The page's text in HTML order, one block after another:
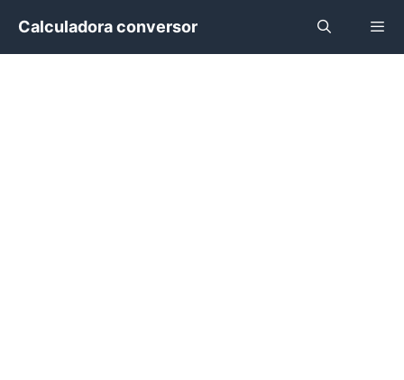
contenido
Calculadora conversor